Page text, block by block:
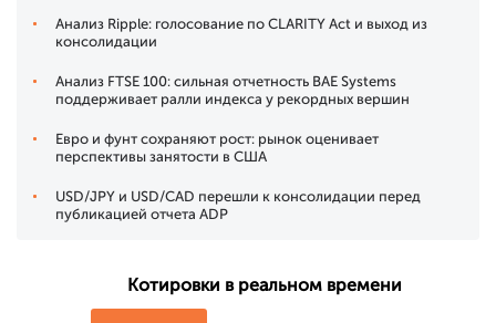
Анализ Ripple: голосование по CLARITY Act и выход из
консолидации
Анализ FTSE 100: сильная отчетность BAE Systems
поддерживает ралли индекса у рекордных вершин
Евро и фунт сохраняют рост: рынок оценивает
перспективы занятости в США
USD/JPY и USD/CAD перешли к консолидации перед
публикацией отчета ADP
Котировки в реальном времени